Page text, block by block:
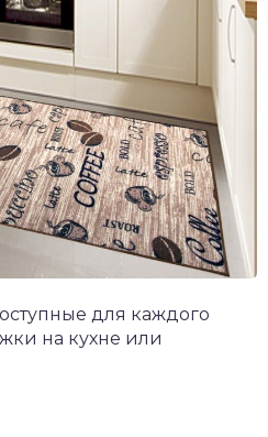
для каждого
на кухне или